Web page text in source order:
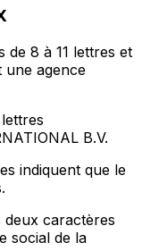
de 8 à 11 lettres et
une agence
B.V.
indiquent que le
deux caractères
social de la